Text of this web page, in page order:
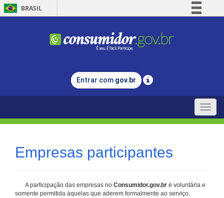
BRASIL
Comunica BR
Legislação
Entrar com gov.br
Toggle
Empresas participantes
A participação das empresas no Consumidor.gov.br é voluntária e
somente permitida àquelas que aderem formalmente ao serviço,